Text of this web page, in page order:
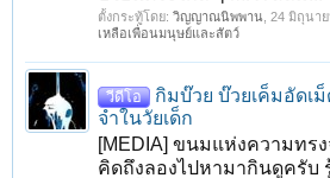
ตั้งกระทู้โดย: วิญญาณนิพพาน 24 มิถุนา
เหลือเพื่อนมนุษย์และสัตว์
วีดีโอ
กิมบ๊วย บ๊วยเค็มอัดเ
จำในวัยเด็ก
[MEDIA] ขนมแห่งความทรง
คิดถึงลองไปหามากินดูครับ